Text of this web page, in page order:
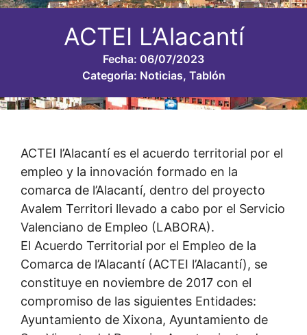
ACTEI L’Alacantí
Fecha: 06/07/2023
Categoria: Noticias, Tablón
ACTEI l’Alacantí es el acuerdo territorial por el
empleo y la innovación formado en la
comarca de l’Alacantí, dentro del proyecto
Avalem Territori llevado a cabo por el Servicio
Valenciano de Empleo (LABORA).
El Acuerdo Territorial por el Empleo de la
Comarca de l’Alacantí (ACTEI l’Alacantí), se
constituye en noviembre de 2017 con el
compromiso de las siguientes Entidades:
Ayuntamiento de Xixona, Ayuntamiento de